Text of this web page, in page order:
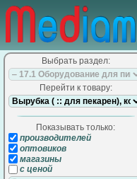
Выбрать раздел:
Перейти к товару:
Показывать только:
производителей
оптовиков
магазины
с ценой